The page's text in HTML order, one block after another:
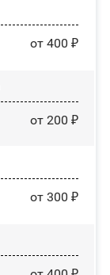
от 400 ₽
от 200 ₽
от 300 ₽